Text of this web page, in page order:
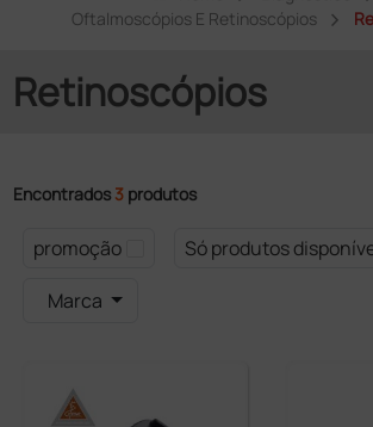
Oftalmoscópios E Retinoscópios
Retinoscópios
Encontrados 3 produtos
promoção
Só produtos
Marca